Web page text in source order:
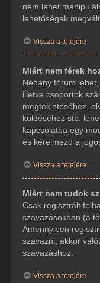
nem lehet
lehetőségek
Vissza a tetejére
Miért nem férek
Néhány fórum
illetve csoportok
megtekintéséhez,
küldéséhez stb.
kapcsolatba egy
és kérelmezd a
Vissza a tetejére
Miért nem tudok
Csak regisztrált
szavazásokban (a
Amennyiben
szavazni, akkor
szavazáshoz.
Vissza a tetejére